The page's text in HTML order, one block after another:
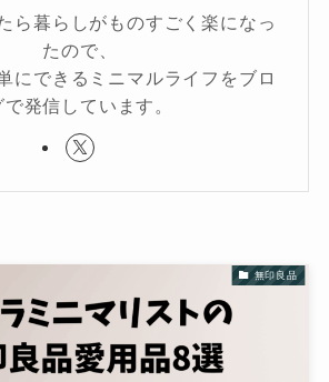
ら暮らしがものすごく楽になっ
たので、
にできるミニマルライフをブロ
で発信しています。
無印良品